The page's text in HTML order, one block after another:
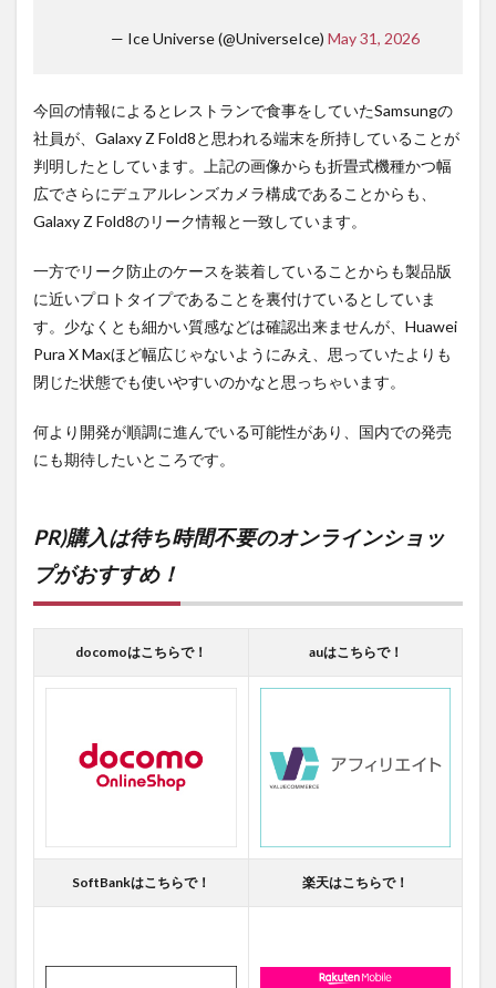
— Ice Universe (@UniverseIce) May 31, 2026
今回の情報によるとレストランで食事をしていたSamsungの
社員が、Galaxy Z Fold8と思われる端末を所持していることが
判明したとしています。上記の画像からも折畳式機種かつ幅
広でさらにデュアルレンズカメラ構成であることからも、
Galaxy Z Fold8のリーク情報と一致しています。
一方でリーク防止のケースを装着していることからも製品版
に近いプロトタイプであることを裏付けているとしていま
す。少なくとも細かい質感などは確認出来ませんが、Huawei
Pura X Maxほど幅広じゃないようにみえ、思っていたよりも
閉じた状態でも使いやすいのかなと思っちゃいます。
何より開発が順調に進んでいる可能性があり、国内での発売
にも期待したいところです。
PR)購入は待ち時間不要のオンラインショッ
プがおすすめ！
docomoはこちらで！ auはこちらで！
SoftBankはこちらで！ 楽天はこちらで！